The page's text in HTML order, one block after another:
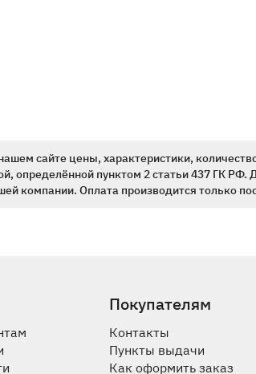
сайте цены, характеристики,
определённой пунктом 2 статьи 437 ГК РФ.
компании. Оплата производится только
Покупателям
Контакты
Пункты выдачи
Как оформить заказ